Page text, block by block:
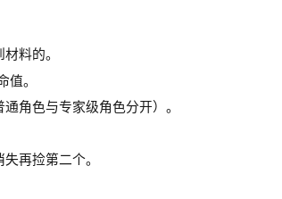
料的。
。
角色与专家级角色分开）。
再捡第二个。